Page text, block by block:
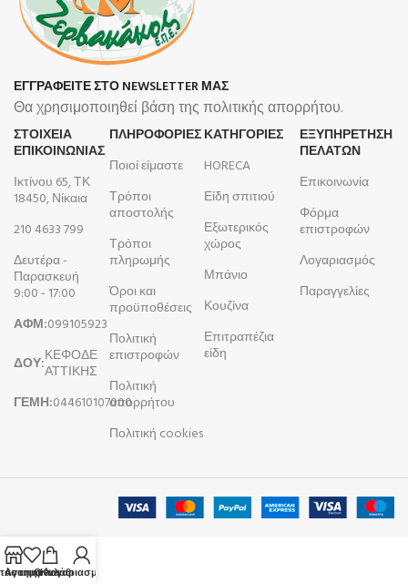
ΕΓΓΡΑΦΕΙΤΕ ΣΤΟ NEWSLETTER ΜΑΣ
Θα χρησιμοποιηθεί βάση της πολιτικής απορρήτου.
ΣΤΟΙΧΕΙΑ
ΕΠΙΚΟΙΝΩΝΙΑΣ
Ικτίνου 65, ΤΚ
18450, Νίκαια
210 4633 799
Δευτέρα -
Παρασκευή
9:00 - 17:00
ΑΦΜ:099105923
ΔΟΥ:ΚΕΦΟΔΕ
ΑΤΤΙΚΗΣ
ΓΕΜΗ:044610107000
ΠΛΗΡΟΦΟΡΊΕΣ
Ποιοί είμαστε
Τρόποι
αποστολής
Τρόποι
πληρωμής
Όροι και
προϋποθέσεις
Πολιτική
επιστροφών
Πολιτική
απορρήτου
Πολιτική cookies
ΚΑΤΗΓΟΡΙΕΣ
HORECA
Είδη σπιτιού
Εξωτερικός
χώρος
Μπάνιο
Κουζίνα
Επιτραπέζια
είδη
ΕΞΥΠΗΡΕΤΗΣΗ
ΠΕΛΑΤΩΝ
Επικοινωνία
Φόρμα
επιστροφών
Λογαριασμός
Παραγγελίες
Αγαπημένα
Καλάθι
Ο λογαριασμός μου